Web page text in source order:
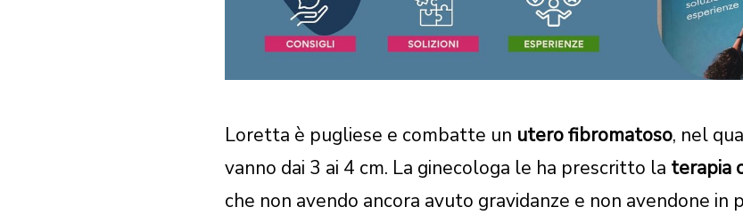
Loretta è pugliese e combatte un utero fibromatoso, nel
vanno dai 3 ai 4 cm. La ginecologa le ha prescritto la terapia
che non avendo ancora avuto gravidanze e non avendone in